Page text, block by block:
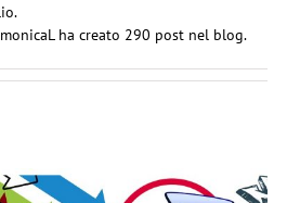
ha creato 290 post nel blog.